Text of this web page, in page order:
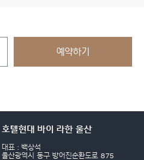
예약하기
호텔현대 바이 라한 울산
대표 : 백상석
울산광역시 동구 방어진순환도로 875